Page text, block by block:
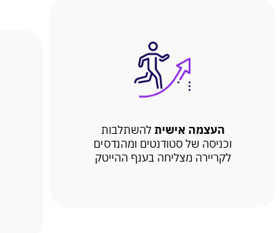
העצמה אישית להשתלבות
וכניסה של סטודנטים ומהנדסים
לקריירה מצליחה בענף ההייטק